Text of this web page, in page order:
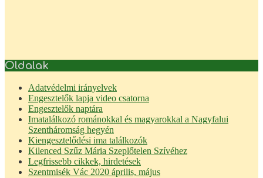
Oldalak
Adatvédelmi irányelvek
Engesztelők lapja video csatorna
Engesztelők naptára
Imatalálkozó románokkal és magyarokkal a Nagyfalui
Szentháromság hegyén
Kiengesztelődési ima találkozók
Kilenced Szűz Mária Szeplőtelen Szívéhez
Legfrissebb cikkek, hirdetések
Szentmisék Vác 2020 április, május